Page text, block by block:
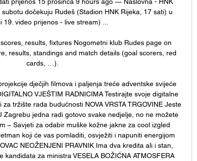
dočekuju Rudeš (Stadion HNK Rijeka, 17 sati) u
19. video prijenos - live stream) ...
results, fixtures Nogometni klub Rudes page on
results, standings and match details (goal scorers, red
cards, …).
dječjih filmova i paljenja treće adventske svijeće
VJEŠTIM RADNICIMA Testirajte svoje digitalne
tržište rada budućnosti NOVA VRSTA TRGOVINE Jeste
Zagrebu jedna radi gotovo svake nedjelje, no ne možete
– Savjeti za odabir muške kožne jakne za cool izgled
koji će vas pomladiti, osvježiti i napuniti energijom
NEOŽENJENI PRAVNIK Ima dva kredita ali i stan,
za ministra VESELA BOŽIĆNA ATMOSFERA